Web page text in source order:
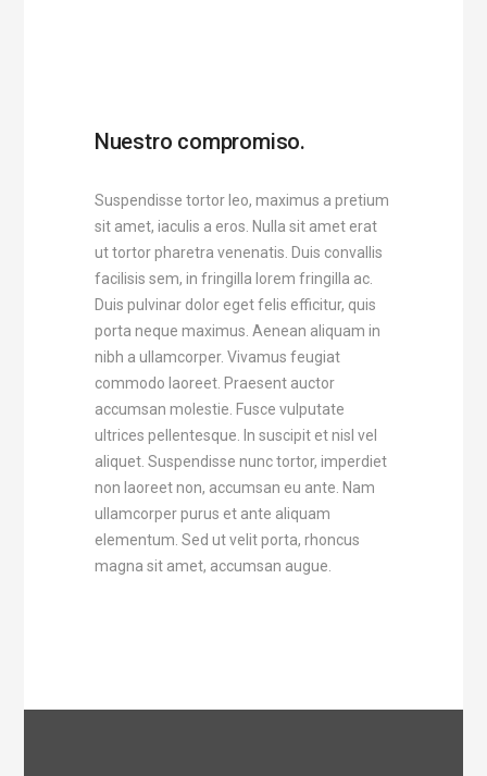
Nuestro compromiso.
Suspendisse tortor leo, maximus a pretium
sit amet, iaculis a eros. Nulla sit amet erat
ut tortor pharetra venenatis. Duis convallis
facilisis sem, in fringilla lorem fringilla ac.
Duis pulvinar dolor eget felis efficitur, quis
porta neque maximus. Aenean aliquam in
nibh a ullamcorper. Vivamus feugiat
commodo laoreet. Praesent auctor
accumsan molestie. Fusce vulputate
ultrices pellentesque. In suscipit et nisl vel
aliquet. Suspendisse nunc tortor, imperdiet
non laoreet non, accumsan eu ante. Nam
ullamcorper purus et ante aliquam
elementum. Sed ut velit porta, rhoncus
magna sit amet, accumsan augue.